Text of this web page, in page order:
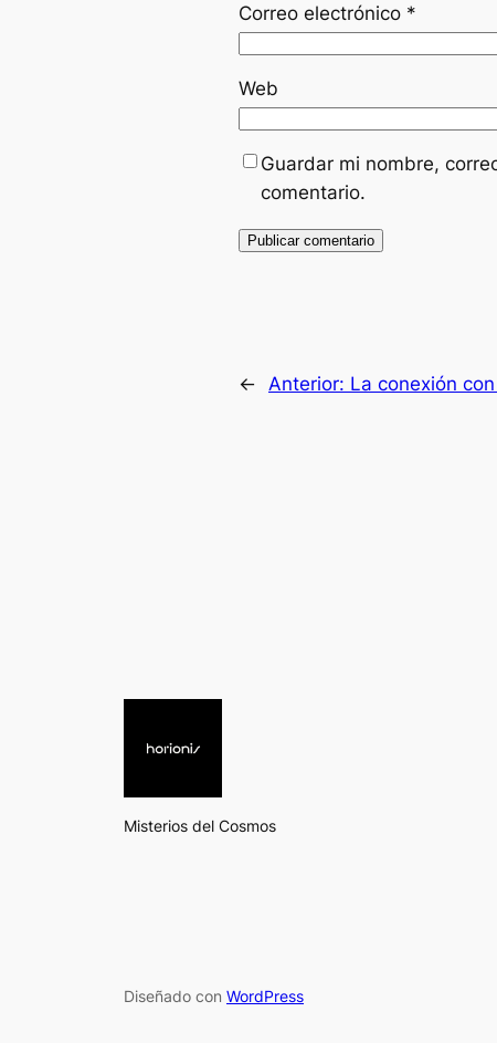
Correo electrónico *
Web
Guardar mi nombre,
comentario.
← Anterior: La conexión
Misterios del Cosmos
Diseñado con WordPress